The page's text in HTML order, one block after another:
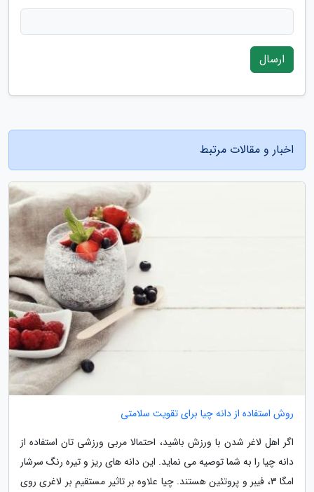
ارسال
اخبار و مقالات مرتبط
روش استفاده از دانه چیا برای تقویت سلامتی
اگر اهل لاغر شدن با ورزش باشید، احتمالا مربی ورزشی تان استفاده از
دانه چیا را به شما توصیه می نماید. این دانه های ریز و تیره رنگ سرشار
امگا 3، فیبر و پروتئین هستند. چیا علاوه بر تاثیر مستقیم بر لاغری روی